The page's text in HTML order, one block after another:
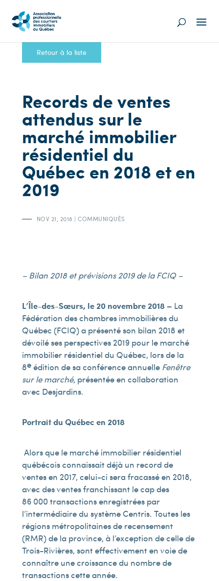
Retour à la liste
Records de ventes
attendus sur le
marché immobilier
résidentiel du
Québec en 2018 et en
2019
NOV 21, 2018 |COMMUNIQUÉS
–Bilan 2018 et prévisions 2019 de la FCIQ –
L’Île-des-Sœurs, le 20 novembre 2018 – La
Fédération des chambres immobilières du
Québec (FCIQ) a présenté son bilan 2018 et
dévoilé ses perspectives 2019 pour le marché
immobilier résidentiel du Québec, lors de la
8eédition de sa conférence annuelle Fenêtre
sur le marché, présentée en collaboration
avec Desjardins.
Portrait du Québec en 2018
Alors que le marché immobilier résidentiel
québécois connaissait déjà un record de
ventes en 2017, celui-ci sera fracassé en 2018,
avec des ventes franchissant le cap des
86 000 transactions enregistrées par
l’intermédiaire du système Centris. Toutes les
régions métropolitaines de recensement
(RMR) de la province, à l’exception de celle de
Trois-Rivières, sont effectivement en voie de
connaître une croissance du nombre de
transactions cette année.